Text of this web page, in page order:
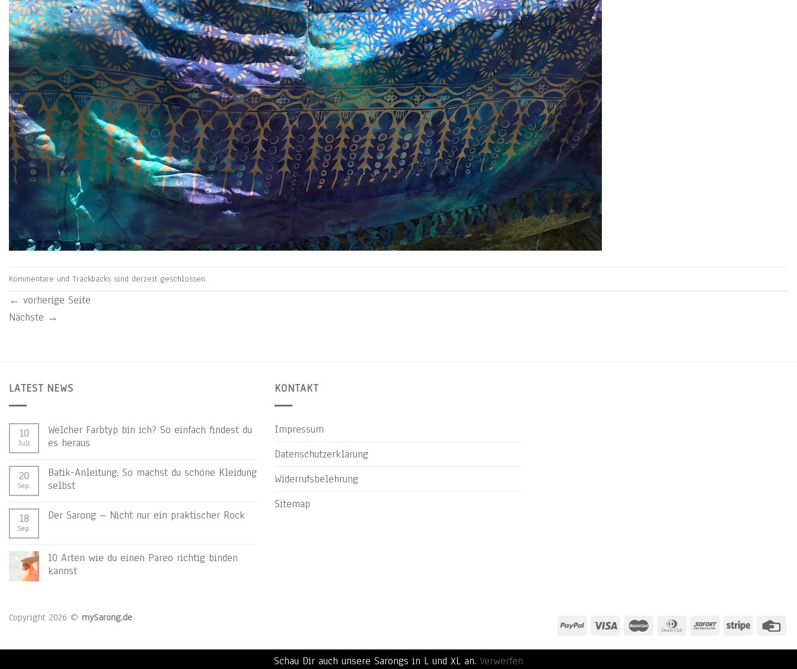
Kommentare und Trackbacks sind derzeit geschlossen.
← vorherige Seite
Nächste →
LATEST NEWS
10
Juli
Welcher Farbtyp bin ich? So einfach findest du
es heraus
20
Sep.
Batik-Anleitung: So machst du schöne Kleidung
selbst
18
Sep.
Der Sarong – Nicht nur ein praktischer Rock
10 Arten wie du einen Pareo richtig binden
kannst
KONTAKT
Impressum
Datenschutzerklärung
Widerrufsbelehrung
Sitemap
Copyright 2026 © mySarong.de
Schau Dir auch unsere Sarongs in L und XL an. Verwerfen